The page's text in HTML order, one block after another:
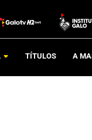
TÍTULOS A